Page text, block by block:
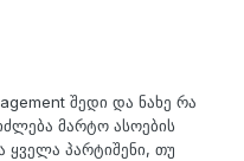
შედი და ნახე რა
მარტო ასოების
ყველა პარტიშენი, თუ